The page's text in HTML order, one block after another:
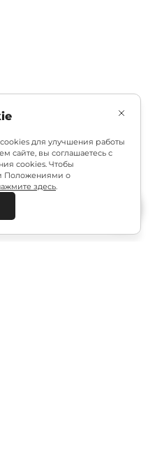
для улучшения работы
сайте, вы соглашаетесь с
cookies. Чтобы
Положениями о
здесь.